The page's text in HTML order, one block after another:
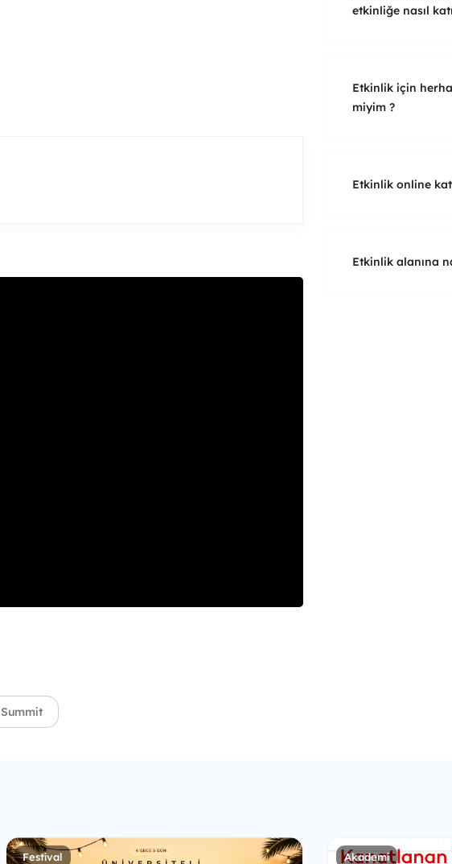
Summit
etkinliğe nasıl
Etkinlik için
miyim ?
Etkinlik online
Etkinlik alanına
Festival Akademi